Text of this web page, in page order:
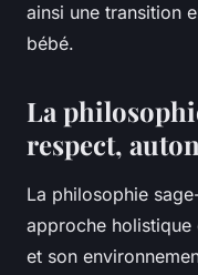
ainsi une transition
bébé.
La
respect,
La philosophie
approche
et son